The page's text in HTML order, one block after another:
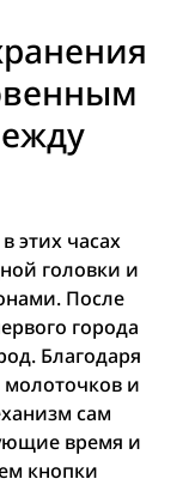
этих часах
головки и
После
города
Благодаря
молоточков и
сам
время и
кнопки